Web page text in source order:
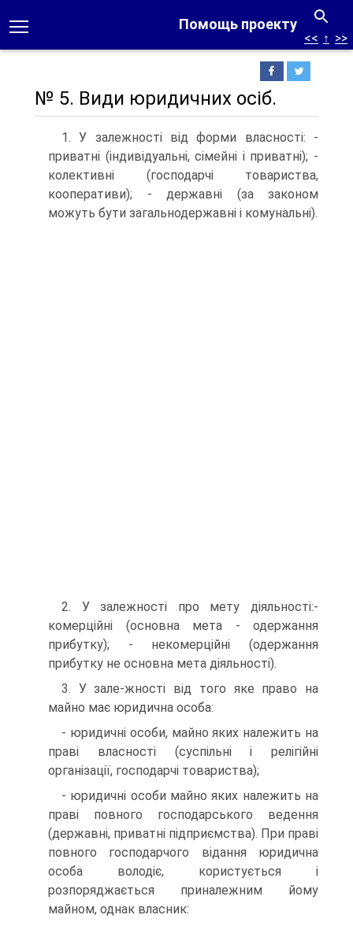
Помощь проекту
<< ↑ >>
№ 5. Види юридичних осіб.
1. У залежності від форми власності: -
приватні (індивідуальні, сімейні і приватні); -
колективні (господарчі товариства,
кооперативи); - державні (за законом
можуть бути загальнодержавні і комунальні).
2. У залежності про мету діяльності:-
комерційні (основна мета - одержання
прибутку); - некомерційні (одержання
прибутку не основна мета діяльності).
3. У зале-жності від того яке право на
майно має юридична особа:
- юридичні особи, майно яких належить на
праві власності (суспільні і релігійні
організації, господарчі товариства);
- юридичні особи майно яких належить на
праві повного господарського ведення
(державні, приватні підприємства). При праві
повного господарчого відання юридична
особа володіє, користується і
розпоряджається приналежним йому
майном, однак власник: